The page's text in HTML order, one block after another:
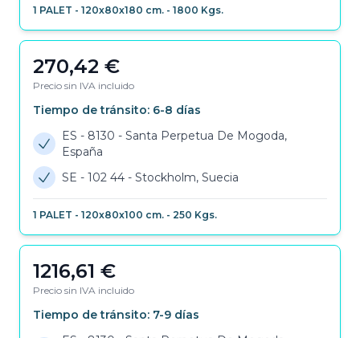
1 PALET - 120x80x180 cm. - 1800 Kgs.
270,42 €
Precio sin IVA incluido
Tiempo de tránsito: 6-8 días
ES - 8130 - Santa Perpetua De Mogoda,
España
SE - 102 44 - Stockholm, Suecia
1 PALET - 120x80x100 cm. - 250 Kgs.
1216,61 €
Precio sin IVA incluido
Tiempo de tránsito: 7-9 días